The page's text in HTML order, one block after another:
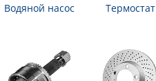
Водяной насос Термостат